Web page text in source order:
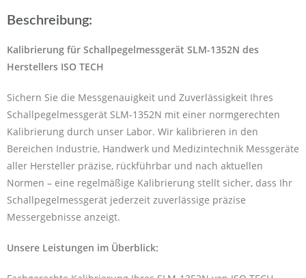
Beschreibung:
Kalibrierung für Schallpegelmessgerät SLM-1352N des
Herstellers ISO TECH
Sichern Sie die Messgenauigkeit und Zuverlässigkeit Ihres
Schallpegelmessgerät SLM-1352N mit einer normgerechten
Kalibrierung durch unser Labor. Wir kalibrieren in den
Bereichen Industrie, Handwerk und Medizintechnik Messgeräte
aller Hersteller präzise, rückführbar und nach aktuellen
Normen – eine regelmäßige Kalibrierung stellt sicher, dass Ihr
Schallpegelmessgerät jederzeit zuverlässige präzise
Messergebnisse anzeigt.
Unsere Leistungen im Überblick: